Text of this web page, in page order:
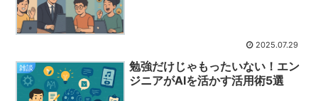
2025.07.29
雑談
勉強だけじゃもったいない！エン
ジニアがAIを活かす活用術5選